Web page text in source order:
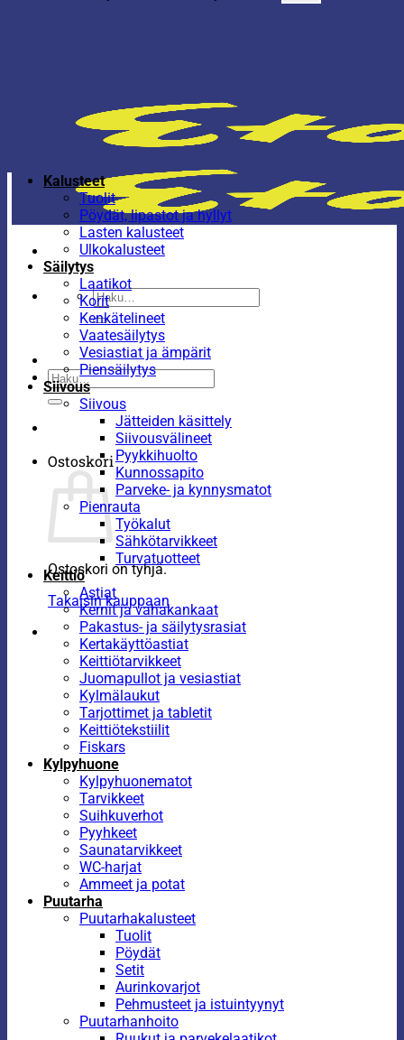
Etsi:
Etsi:
Ostoskori
Ostoskori on tyhjä.
Takaisin kauppaan
Kalusteet
Tuolit
Pöydät, lipastot ja hyllyt
Lasten kalusteet
Ulkokalusteet
Säilytys
Laatikot
Korit
Kenkätelineet
Vaatesäilytys
Vesiastiat ja ämpärit
Piensäilytys
Siivous
Siivous
Jätteiden käsittely
Siivousvälineet
Pyykkihuolto
Kunnossapito
Parveke- ja kynnysmatot
Pienrauta
Työkalut
Sähkötarvikkeet
Turvatuotteet
Keittiö
Astiat
Kernit ja vahakankaat
Pakastus- ja säilytysrasiat
Kertakäyttöastiat
Keittiötarvikkeet
Juomapullot ja vesiastiat
Kylmälaukut
Tarjottimet ja tabletit
Keittiötekstiilit
Fiskars
Kylpyhuone
Kylpyhuonematot
Tarvikkeet
Suihkuverhot
Pyyhkeet
Saunatarvikkeet
WC-harjat
Ammeet ja potat
Puutarha
Puutarhakalusteet
Tuolit
Pöydät
Setit
Aurinkovarjot
Pehmusteet ja istuintyynyt
Puutarhanhoito